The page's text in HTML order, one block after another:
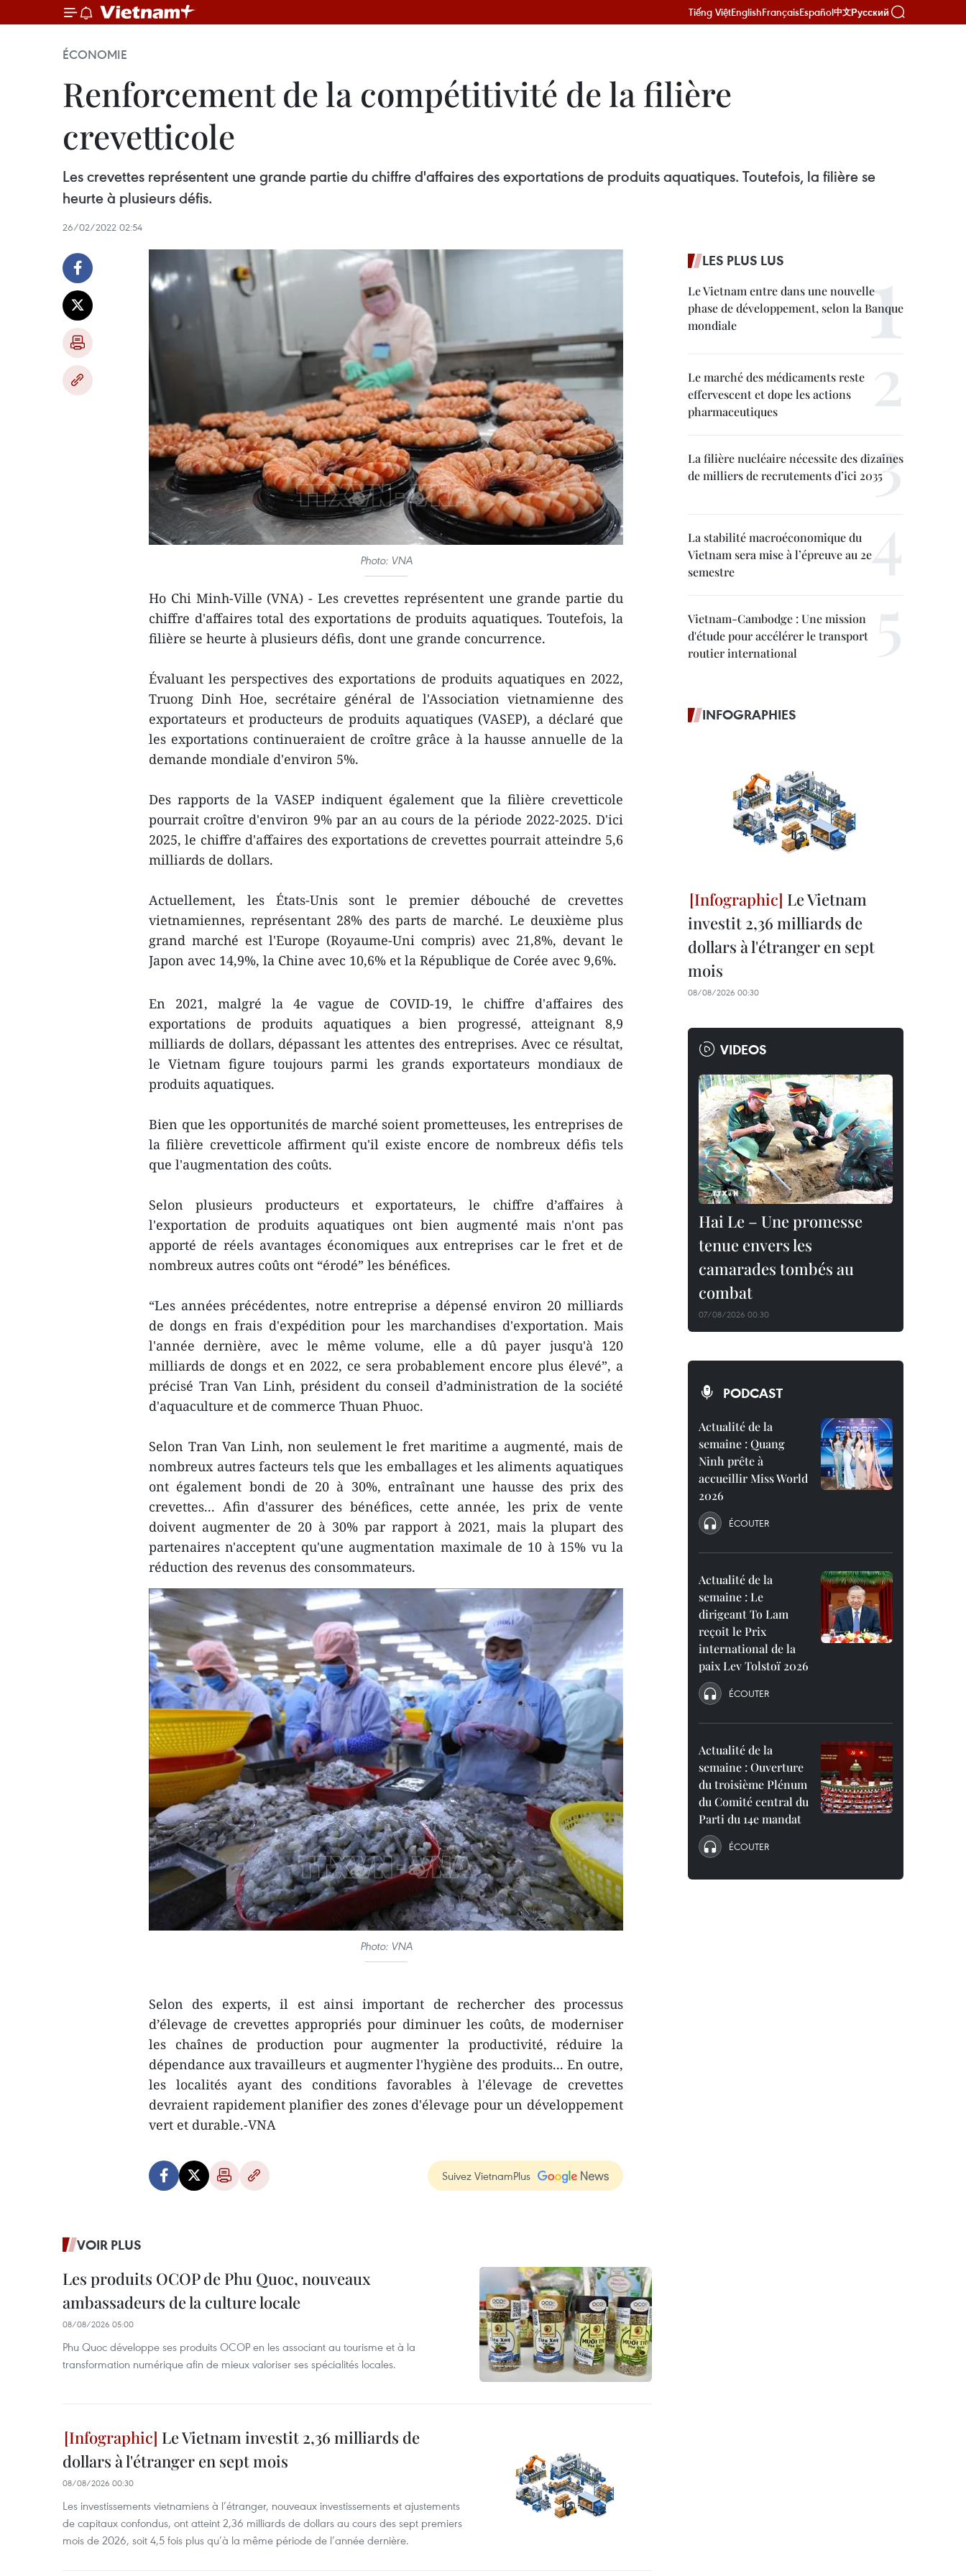
Tiếng ViệtEnglishFrançaisEspañol中文Русский
ÉCONOMIE
Renforcement de la compétitivité de la filière
crevetticole
Les crevettes représentent une grande partie du chiffre d'affaires des exportations de produits aquatiques. Toutefois, la filière se
heurte à plusieurs défis.
26/02/2022 02:54
Photo: VNA
Ho Chi Minh-Ville (VNA) - Les crevettes représentent une grande partie du
chiffre d'affaires total des exportations de produits aquatiques. Toutefois, la
filière se heurte à plusieurs défis, dont une grande concurrence.
Évaluant les perspectives des exportations de produits aquatiques en 2022,
Truong Dinh Hoe, secrétaire général de l'Association vietnamienne des
exportateurs et producteurs de produits aquatiques (VASEP), a déclaré que
les exportations continueraient de croître grâce à la hausse annuelle de la
demande mondiale d'environ 5%.
Des rapports de la VASEP indiquent également que la filière crevetticole
pourrait croître d'environ 9% par an au cours de la période 2022-2025. D'ici
2025, le chiffre d'affaires des exportations de crevettes pourrait atteindre 5,6
milliards de dollars.
Actuellement, les États-Unis sont le premier débouché de crevettes
vietnamiennes, représentant 28% des parts de marché. Le deuxième plus
grand marché est l'Europe (Royaume-Uni compris) avec 21,8%, devant le
Japon avec 14,9%, la Chine avec 10,6% et la République de Corée avec 9,6%.
En 2021, malgré la 4e vague de COVID-19, le chiffre d'affaires des
exportations de produits aquatiques a bien progressé, atteignant 8,9
milliards de dollars, dépassant les attentes des entreprises. Avec ce résultat,
le Vietnam figure toujours parmi les grands exportateurs mondiaux de
produits aquatiques.
Bien que les opportunités de marché soient prometteuses, les entreprises de
la filière crevetticole affirment qu'il existe encore de nombreux défis tels
que l'augmentation des coûts.
Selon plusieurs producteurs et exportateurs, le chiffre d’affaires à
l'exportation de produits aquatiques ont bien augmenté mais n'ont pas
apporté de réels avantages économiques aux entreprises car le fret et de
nombreux autres coûts ont “érodé” les bénéfices.
“Les années précédentes, notre entreprise a dépensé environ 20 milliards
de dongs en frais d'expédition pour les marchandises d'exportation. Mais
l'année dernière, avec le même volume, elle a dû payer jusqu'à 120
milliards de dongs et en 2022, ce sera probablement encore plus élevé”, a
précisé Tran Van Linh, président du conseil d’administration de la société
d'aquaculture et de commerce Thuan Phuoc.
Selon Tran Van Linh, non seulement le fret maritime a augmenté, mais de
nombreux autres facteurs tels que les emballages et les aliments aquatiques
ont également bondi de 20 à 30%, entraînant une hausse des prix des
crevettes... Afin d'assurer des bénéfices, cette année, les prix de vente
doivent augmenter de 20 à 30% par rapport à 2021, mais la plupart des
partenaires n'acceptent qu'une augmentation maximale de 10 à 15% vu la
réduction des revenus des consommateurs.
Photo: VNA
Selon des experts, il est ainsi important de rechercher des processus
d’élevage de crevettes appropriés pour diminuer les coûts, de moderniser
les chaînes de production pour augmenter la productivité, réduire la
dépendance aux travailleurs et augmenter l'hygiène des produits... En outre,
les localités ayant des conditions favorables à l'élevage de crevettes
devraient rapidement planifier des zones d'élevage pour un développement
vert et durable.-VNA
Suivez VietnamPlus
VOIR PLUS
Les produits OCOP de Phu Quoc, nouveaux
ambassadeurs de la culture locale
08/08/2026 05:00
Phu Quoc développe ses produits OCOP en les associant au tourisme et à la
transformation numérique afin de mieux valoriser ses spécialités locales.
Le Vietnam investit 2,36 milliards de
dollars à l'étranger en sept mois
08/08/2026 00:30
Les investissements vietnamiens à l’étranger, nouveaux investissements et ajustements
de capitaux confondus, ont atteint 2,36 milliards de dollars au cours des sept premiers
mois de 2026, soit 4,5 fois plus qu’à la même période de l’année dernière.
LES PLUS LUS
Le Vietnam entre dans une nouvelle
phase de développement, selon la Banque
mondiale
Le marché des médicaments reste
effervescent et dope les actions
pharmaceutiques
La filière nucléaire nécessite des dizaines
de milliers de recrutements d’ici 2035
La stabilité macroéconomique du
Vietnam sera mise à l’épreuve au 2e
semestre
Vietnam-Cambodge : Une mission
d'étude pour accélérer le transport
routier international
INFOGRAPHIES
Le Vietnam
investit 2,36 milliards de
dollars à l'étranger en sept
mois
08/08/2026 00:30
VIDEOS
Hai Le – Une promesse
tenue envers les
camarades tombés au
combat
07/08/2026 00:30
PODCAST
Actualité de la
semaine : Quang
Ninh prête à
accueillir Miss World
2026
ÉCOUTER
Actualité de la
semaine : Le
dirigeant To Lam
reçoit le Prix
international de la
paix Lev Tolstoï 2026
ÉCOUTER
Actualité de la
semaine : Ouverture
du troisième Plénum
du Comité central du
Parti du 14e mandat
ÉCOUTER